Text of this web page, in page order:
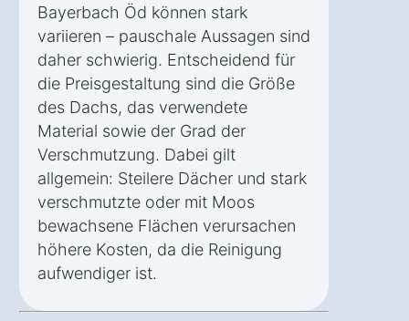
Bayerbach Öd können stark
variieren – pauschale Aussagen sind
daher schwierig. Entscheidend für
die Preisgestaltung sind die Größe
des Dachs, das verwendete
Material sowie der Grad der
Verschmutzung. Dabei gilt
allgemein: Steilere Dächer und stark
verschmutzte oder mit Moos
bewachsene Flächen verursachen
höhere Kosten, da die Reinigung
aufwendiger ist.